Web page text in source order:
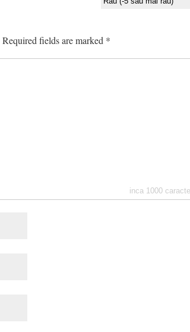
Required fields are marked *
inca 1000